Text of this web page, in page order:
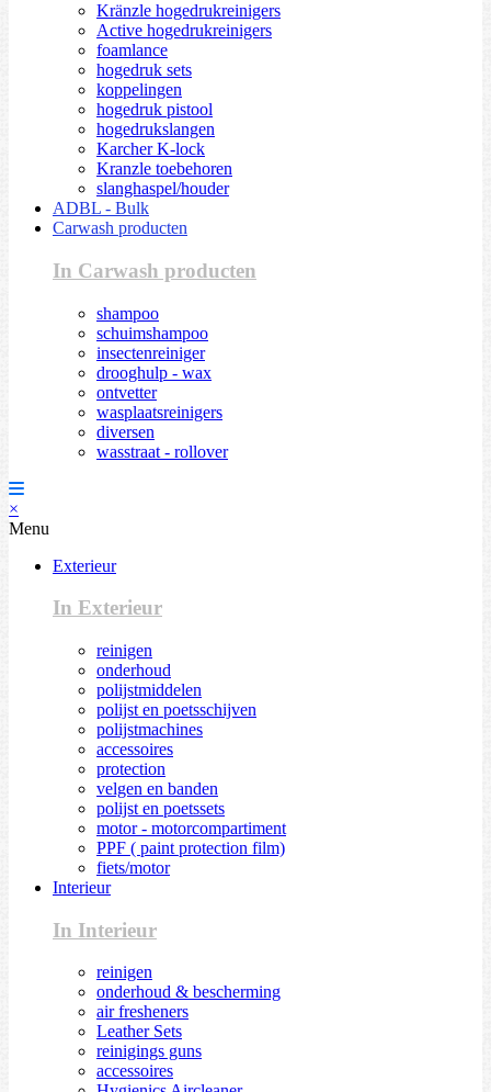
Kränzle hogedrukreinigers
Active hogedrukreinigers
foamlance
hogedruk sets
koppelingen
hogedruk pistool
hogedrukslangen
Karcher K-lock
Kranzle toebehoren
slanghaspel/houder
ADBL - Bulk
Carwash producten
In Carwash producten
shampoo
schuimshampoo
insectenreiniger
drooghulp - wax
ontvetter
wasplaatsreinigers
diversen
wasstraat - rollover
×
Menu
Exterieur
In Exterieur
reinigen
onderhoud
polijstmiddelen
polijst en poetsschijven
polijstmachines
accessoires
protection
velgen en banden
polijst en poetssets
motor - motorcompartiment
PPF ( paint protection film)
fiets/motor
Interieur
In Interieur
reinigen
onderhoud & bescherming
air fresheners
Leather Sets
reinigings guns
accessoires